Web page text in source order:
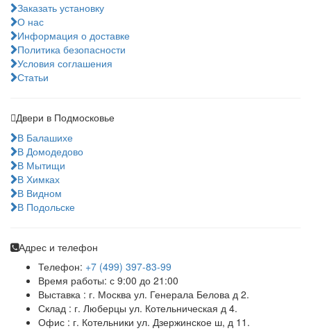
Заказать установку
О нас
Информация о доставке
Политика безопасности
Условия соглашения
Статьи
Двери в Подмосковье
В Балашихе
В Домодедово
В Мытищи
В Химках
В Видном
В Подольске
Адрес и телефон
Телефон: +7 (499) 397-83-99
Время работы: с 9:00 до 21:00
Выставка : г. Москва ул. Генерала Белова д 2.
Склад : г. Люберцы ул. Котельническая д 4.
Офис : г. Котельники ул. Дзержинское ш, д 11.